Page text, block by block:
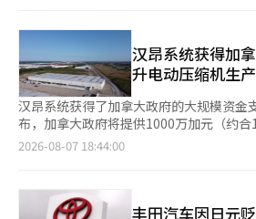
在下半年推出了从高端纯电动车（EV）到
（PHEV）及内燃机车型的多款主力车型。 宝马本月在国内正式
出旗舰纯电动运动活动车（SAV）'全新iX'
BMW i的专属车型，BMW iX展现了品牌对
了两台电动机的智能四轮驱动系统BMW
至80%仅需34至35分钟，提升了电力效率。 基础车型BMW全
xDrive45的最大功率提升至408马力，比
矩也提升至71.4kg·m，比之前增加
到100.4kWh，比现有车型增加约30%。
次充电续航里程为446km（WLTP标准
汉昂系统获得加
升电动压缩机生产
汉昂系统获得了加拿大政府的大规模资金
布，加拿大政府将提供1000万加元（约
金将用于位于安大略省本的电动压缩机生
计划到2034年实现年产150万辆电动压缩
政府的目的是推动汽车产业的电动化转型
2026-08-07 18:44:00
丰田汽车因日元